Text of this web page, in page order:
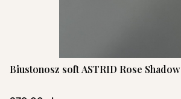
Biustonosz soft ASTRID Rose Shadow